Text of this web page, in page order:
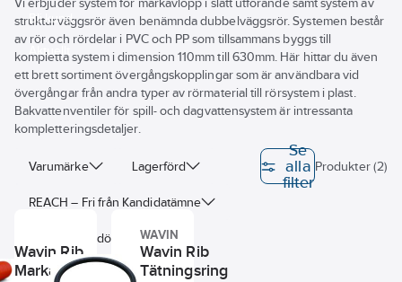
Bli kund
Aktuellt
strukturväggsrör även benämnda dubbelväggsrör. Systemen består
av rör och rördelar i PVC och PP som tillsammans byggs till
kompletta system i dimension 110mm till 630mm. Här hittar du även
ett brett sortiment övergångskopplingar som är användbara vid
övergångar från andra typer av rörmaterial till rörsystem i plast.
Bakvattenventiler för spill- och dagvattensystem är intressanta
kompletteringsdetaljer.
Varumärke Lagerförd
REACH – Fri från Kandidatämne
Byggvarubedömningen
Sunda hus BASTA
Se
alla
filter
Produkter (2)
Wavin Rib
Markavloppsrör SN8
WAVIN
Wavin Rib
Tätningsring